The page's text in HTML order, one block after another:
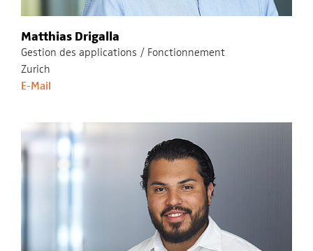
Matthias Drigalla
Gestion des applications / Fonctionnement
Zurich
E-Mail